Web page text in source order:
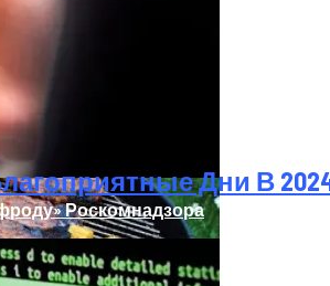
Роскомнадзора
Дни В